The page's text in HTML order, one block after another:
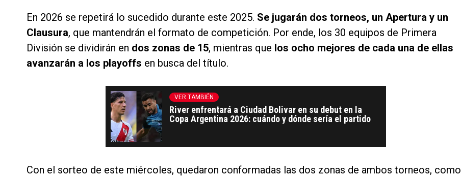
En 2026 se repetirá lo sucedido durante este 2025. Se jugarán dos torneos, un Apertura y un
Clausura, que mantendrán el formato de competición. Por ende, los 30 equipos de Primera
División se dividirán en dos zonas de 15, mientras que los ocho mejores de cada una de ellas
avanzarán a los playoffs en busca del título.
VER TAMBIÉN
River enfrentará a Ciudad Bolivar en su debut en la
Copa Argentina 2026: cuándo y dónde sería el partido
Con el sorteo de este miércoles, quedaron conformadas las dos zonas de ambos torneos, como